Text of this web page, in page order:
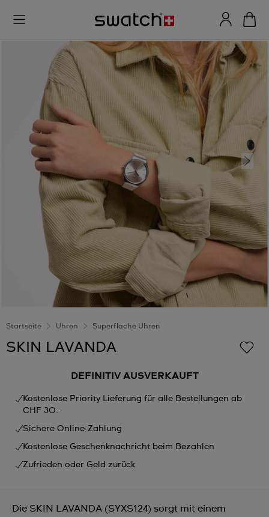
Startseite Uhren Superflache Uhren
SKIN LAVANDA
DEFINITIV AUSVERKAUFT
Kostenlose Priority Lieferung für alle Bestellungen ab
CHF 30.-
Sichere Online-Zahlung
Kostenlose Geschenknachricht beim Bezahlen
Zufrieden oder Geld zurück
Die SKIN LAVANDA (SYXS124) sorgt mit einem